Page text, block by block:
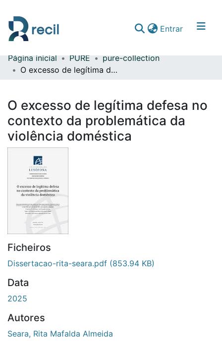
Entrar(current)
Comunidades & Coleções
Estatísticas
Página inicial PURE
pure-collection
O excesso de legítima defesa no contexto da problemática da violência doméstica
O excesso de legítima defesa no
contexto da problemática da
violência doméstica
Ficheiros
Dissertacao-rita-seara.pdf (853.94 KB)
Data
2025
Autores
Seara, Rita Mafalda Almeida